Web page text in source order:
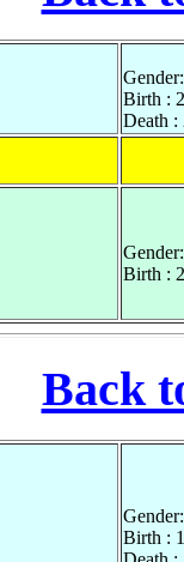
Birth :
Death :
Birth :
Back
Birth :